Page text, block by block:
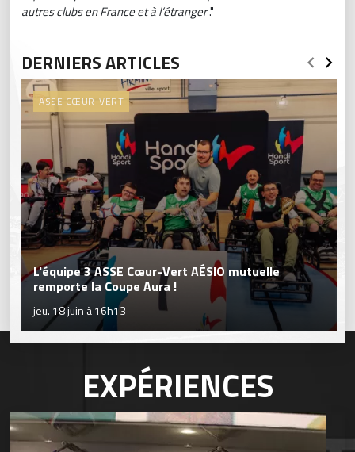
autres clubs en France et à l’étranger."
DERNIERS ARTICLES
ASSE CŒUR-VERT
L'équipe 3 ASSE Cœur-Vert AÉSIO mutuelle
remporte la Coupe Aura !
jeu. 18 juin à 16h13
EXPÉRIENCES